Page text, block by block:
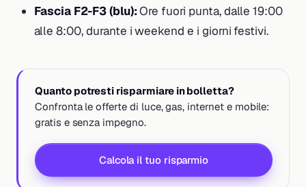
Fascia F2-F3 (blu):Ore fuori punta, dalle 19:00
alle 8:00, durante i weekend e i giorni festivi.
Quanto potresti risparmiare in bolletta?
Confronta le offerte di luce, gas, internet e mobile:
gratis e senza impegno.
Calcola il tuo risparmio